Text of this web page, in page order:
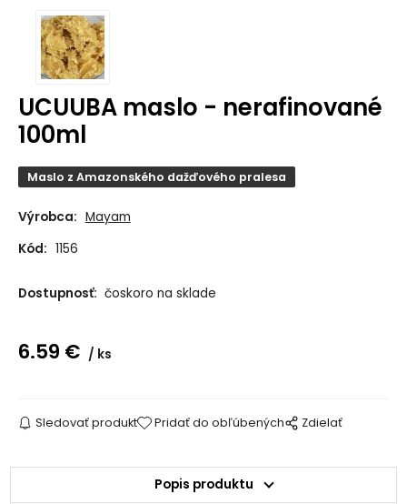
UCUUBA maslo - nerafinované
100ml
Maslo z Amazonského dažďového pralesa
Výrobca: Mayam
Kód: 1156
Dostupnosť: čoskoro na sklade
6.59 € ks
Sledovať produkt Pridať do obľúbených Zdielať
Popis produktu